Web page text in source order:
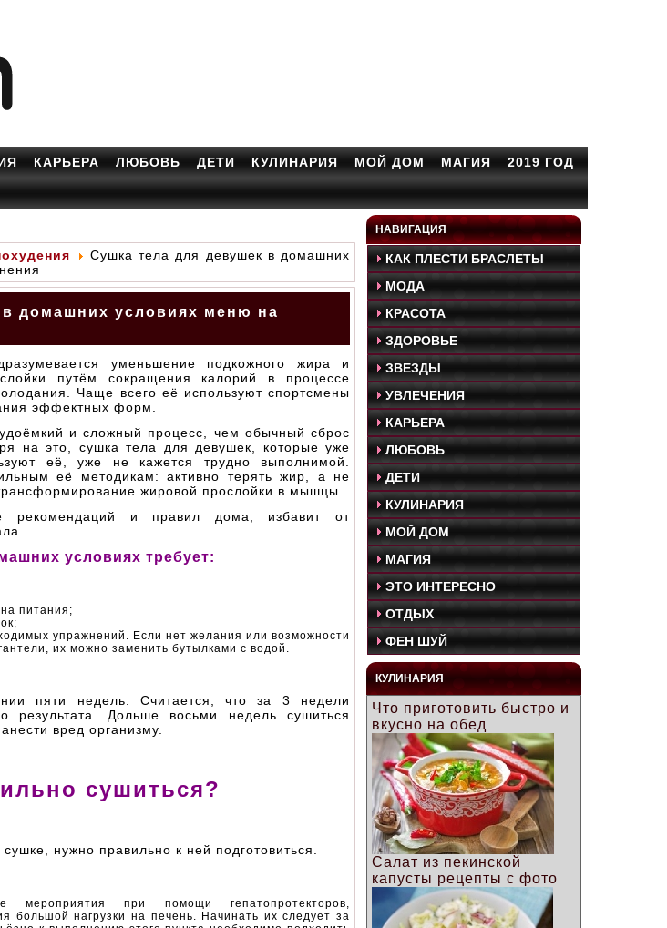
КАРЬЕРА ЛЮБОВЬ ДЕТИ КУЛИНАРИЯ МОЙ ДОМ МАГИЯ 2019 ГОД
Сушка тела для девушек в домашних
домашних условиях меню на
уменьшение подкожного жира и
путём сокращения калорий в процессе
Чаще всего её используют спортсмены
эффектных форм.
и сложный процесс, чем обычный сброс
на это, сушка тела для девушек, которые уже
её, уже не кажется трудно выполнимой.
её методикам: активно терять жир, а не
жировой прослойки в мышцы.
рекомендаций и правил дома, избавит от
условиях требует:
питания;
упражнений. Если нет желания или возможности
их можно заменить бутылками с водой.
пяти недель. Считается, что за 3 недели
результата. Дольше восьми недель сушиться
вред организму.
сушиться?
нужно правильно к ней подготовиться.
мероприятия при помощи гепатопротекторов,
большой нагрузки на печень. Начинать их следует за
НАВИГАЦИЯ
КАК ПЛЕСТИ БРАСЛЕТЫ
МОДА
КРАСОТА
ЗДОРОВЬЕ
ЗВЕЗДЫ
УВЛЕЧЕНИЯ
КАРЬЕРА
ЛЮБОВЬ
ДЕТИ
КУЛИНАРИЯ
МОЙ ДОМ
МАГИЯ
ЭТО ИНТЕРЕСНО
ОТДЫХ
ФЕН ШУЙ
КУЛИНАРИЯ
Что приготовить быстро и
вкусно на обед
Салат из пекинской
капусты рецепты с фото